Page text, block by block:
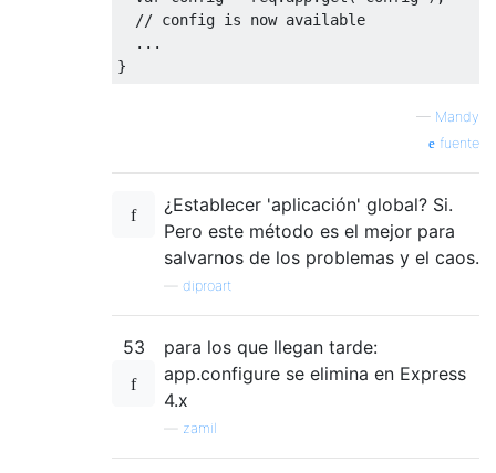
// config is now available
  ...
— Mandy
fuente
¿Establecer 'aplicación' global? Si.
Pero este método es el mejor para
salvarnos de los problemas y el caos.
diproart
53
para los que llegan tarde:
app.configure se elimina en Express
4.x
zamil